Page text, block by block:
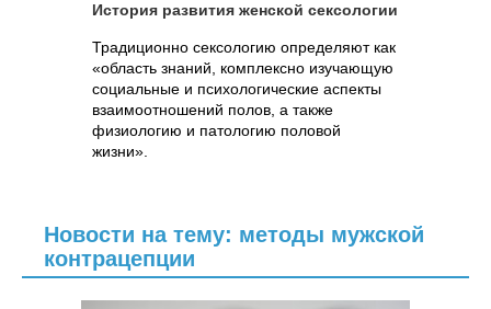
История развития женской сексологии
Традиционно сексологию определяют как
«область знаний, комплексно изучающую
социальные и психологические аспекты
взаимоотношений полов, а также
физиологию и патологию половой
жизни».
Новости на тему: методы мужской
контрацепции